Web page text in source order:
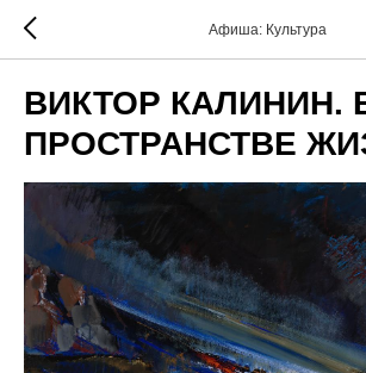
Афиша: Культура
ВИКТОР КАЛИНИН.
ПРОСТРАНСТВЕ